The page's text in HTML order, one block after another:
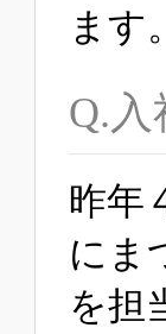
ます。
Q.
昨年
にま
を担